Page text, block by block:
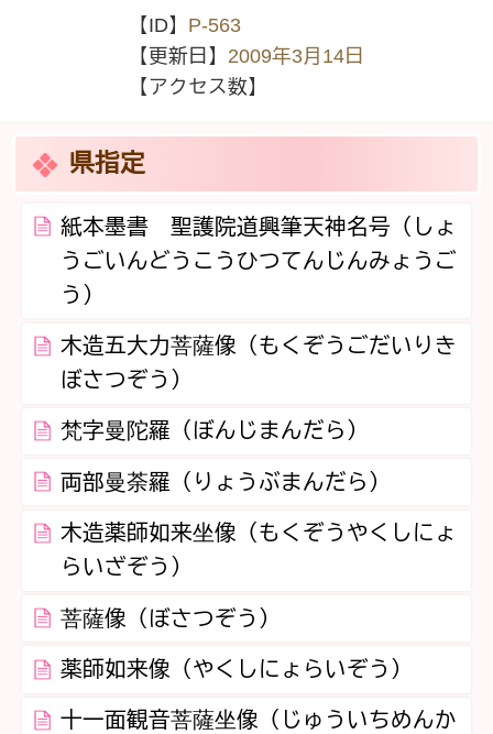
【ID】 P-563
【更新日】 2009年3月14日
【アクセス数】
県指定
紙本墨書 聖護院道興筆天神名号（しょ
うごいんどうこうひつてんじんみょうご
う）
木造五大力菩薩像（もくぞうごだいりき
ぼさつぞう）
梵字曼陀羅（ぼんじまんだら）
両部曼荼羅（りょうぶまんだら）
木造薬師如来坐像（もくぞうやくしにょ
らいざぞう）
菩薩像（ぼさつぞう）
薬師如来像（やくしにょらいぞう）
十一面観音菩薩坐像（じゅういちめんか